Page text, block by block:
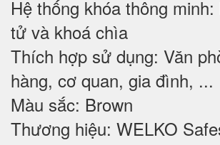
Hệ thống khóa thông
tử và khoá chìa
Thích hợp sử dụng: Văn
hàng, cơ quan, gia đình, ...
Màu sắc: Brown
Thương hiệu: WELKO